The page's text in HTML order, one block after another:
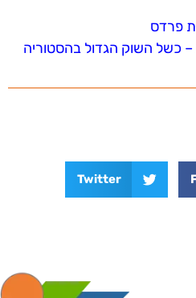
פרדס
כשל השוק הגדול בהסטוריה
Twitter